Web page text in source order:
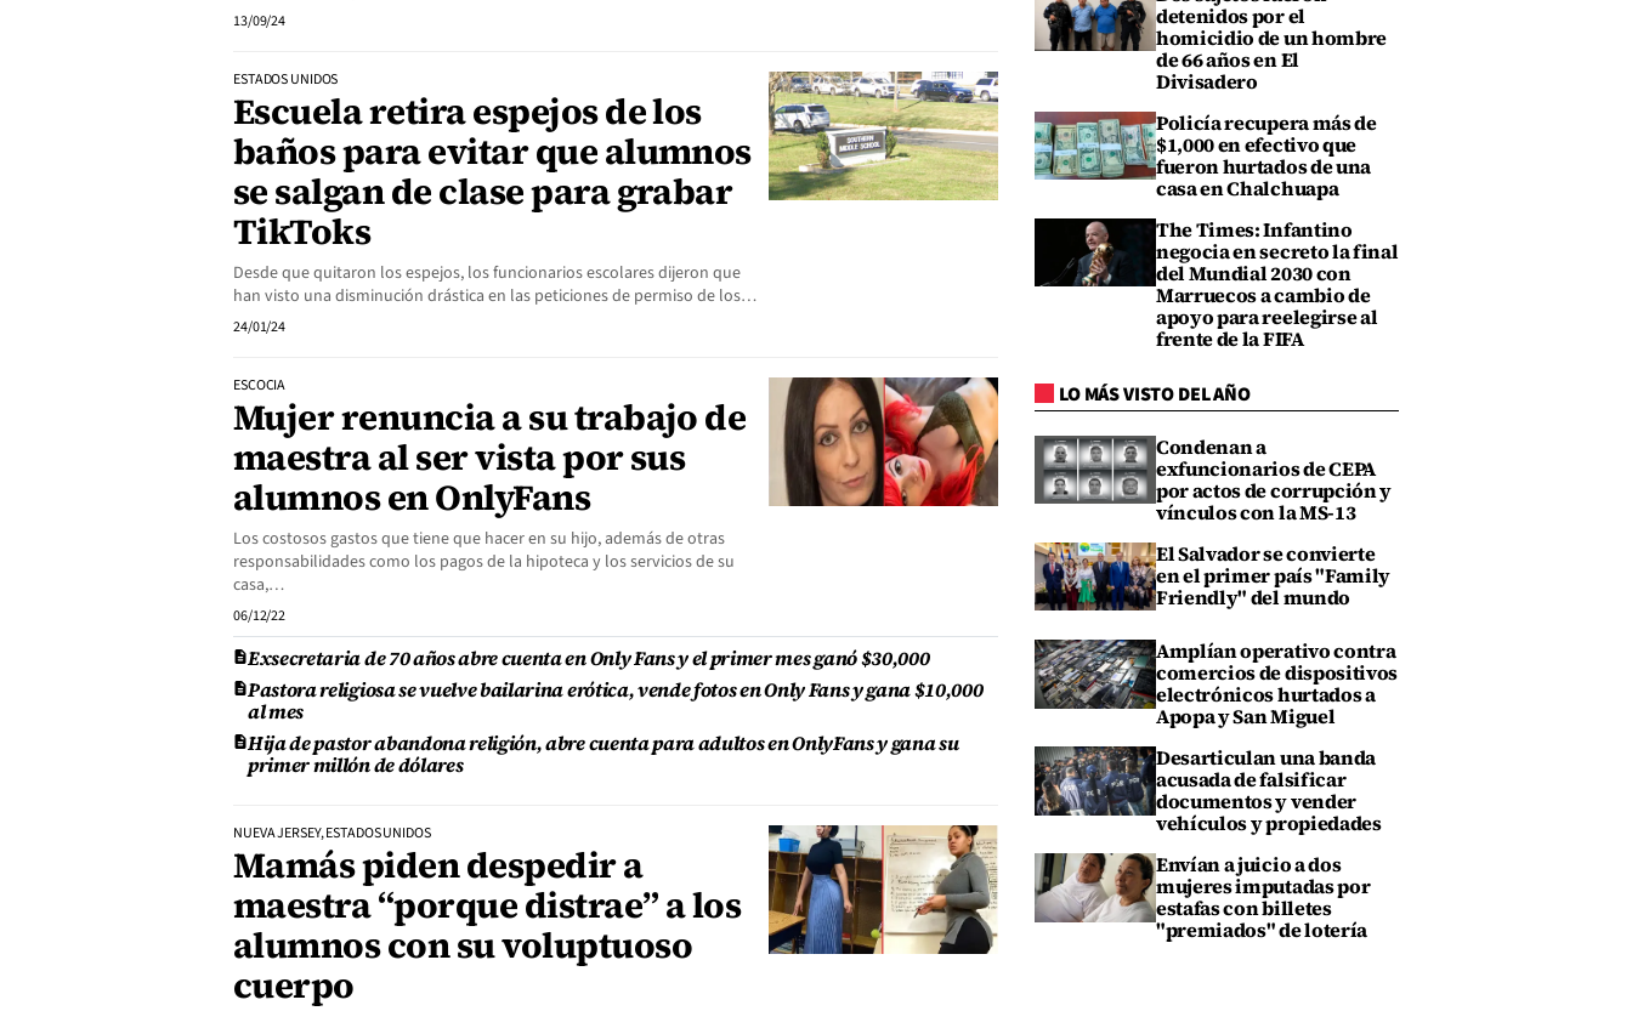
13/09/24
ESTADOS UNIDOS
Escuela retira espejos de los
baños para evitar que alumnos
se salgan de clase para grabar
TikToks
Desde que quitaron los espejos, los funcionarios escolares dijeron que
han visto una disminución drástica en las peticiones de permiso de los…
24/01/24
ESCOCIA
Mujer renuncia a su trabajo de
maestra al ser vista por sus
alumnos en OnlyFans
Los costosos gastos que tiene que hacer en su hijo, además de otras
responsabilidades como los pagos de la hipoteca y los servicios de su
casa,…
06/12/22
Exsecretaria de 70 años abre cuenta en Only Fans y el primer mes ganó $30,000
Pastora religiosa se vuelve bailarina erótica, vende fotos en Only Fans y gana $10,000
al mes
Hija de pastor abandona religión, abre cuenta para adultos en OnlyFans y gana su
primer millón de dólares
NUEVA JERSEY, ESTADOS UNIDOS
Mamás piden despedir a
maestra “porque distrae” a los
alumnos con su voluptuoso
cuerpo
detenidos por el
homicidio de un hombre
de 66 años en El
Divisadero
Policía recupera más de
$1,000 en efectivo que
fueron hurtados de una
casa en Chalchuapa
The Times: Infantino
negocia en secreto la final
del Mundial 2030 con
Marruecos a cambio de
apoyo para reelegirse al
frente de la FIFA
LO MÁS VISTO DEL AÑO
Condenan a
exfuncionarios de CEPA
por actos de corrupción y
vínculos con la MS-13
El Salvador se convierte
en el primer país "Family
Friendly" del mundo
Amplían operativo contra
comercios de dispositivos
electrónicos hurtados a
Apopa y San Miguel
Desarticulan una banda
acusada de falsificar
documentos y vender
vehículos y propiedades
Envían a juicio a dos
mujeres imputadas por
estafas con billetes
"premiados" de lotería